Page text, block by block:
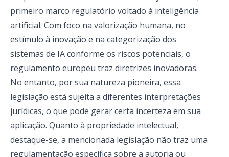
primeiro marco regulatório voltado à inteligência
artificial. Com foco na valorização humana, no
estímulo à inovação e na categorização dos
sistemas de IA conforme os riscos potenciais, o
regulamento europeu traz diretrizes inovadoras.
No entanto, por sua natureza pioneira, essa
legislação está sujeita a diferentes interpretações
jurídicas, o que pode gerar certa incerteza em sua
aplicação. Quanto à propriedade intelectual,
destaque-se, a mencionada legislação não traz uma
regulamentação específica sobre a autoria ou